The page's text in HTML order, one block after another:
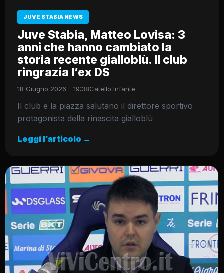
JUVE STABIA NEWS
Juve Stabia, Matteo Lovisa: 3
anni che hanno cambiato la
storia recente gialloblù. Il club
ringrazia l’ex DS
18 Giugno 2026 - 19:38Catello Infante
Il club e la piazza salutano il direttore sportivo
protagonista della rinascita gialloblù
Leggi l’articolo →